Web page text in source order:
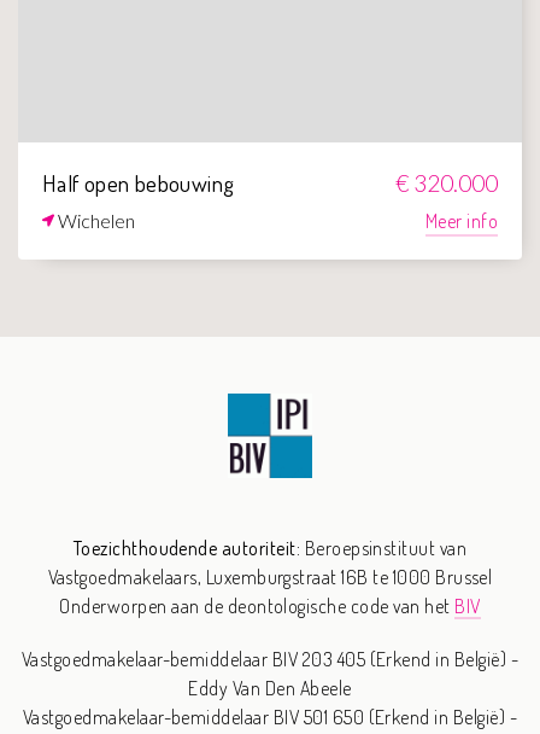
Half open bebouwing € 320.000
Wichelen Meer info
Toezichthoudende autoriteit: Beroepsinstituut van
Vastgoedmakelaars, Luxemburgstraat 16B te 1000 Brussel
Onderworpen aan de deontologische code van het BIV
Vastgoedmakelaar-bemiddelaar BIV 203 405 (Erkend in België) -
Eddy Van Den Abeele
Vastgoedmakelaar-bemiddelaar BIV 501 650 (Erkend in België) -